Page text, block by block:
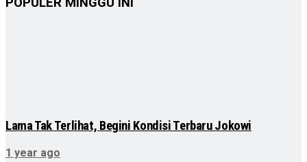
POPULER MINGGU INI
Lama Tak Terlihat, Begini Kondisi Terbaru Jokowi
1 year ago